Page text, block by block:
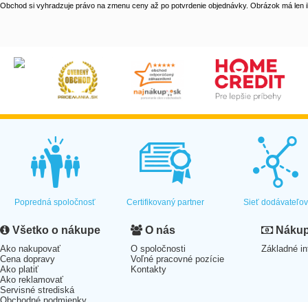
Obchod si vyhradzuje právo na zmenu ceny až po potvrdenie objednávky. Obrázok má len
Popredná spoločnosť Certifikovaný partner Sieť dodávateľov
Všetko o nákupe
Ako nakupovať
Cena dopravy
Ako platiť
Ako reklamovať
Servisné strediská
O nás
O spoločnosti
Voľné pracovné pozície
Kontakty
Základné